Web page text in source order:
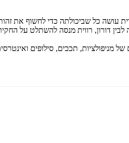
עושה כל שביכולתה כדי לחשוף
דורון, רווית מנסה להשתלט על
מניפולציות, תככים, סילופים